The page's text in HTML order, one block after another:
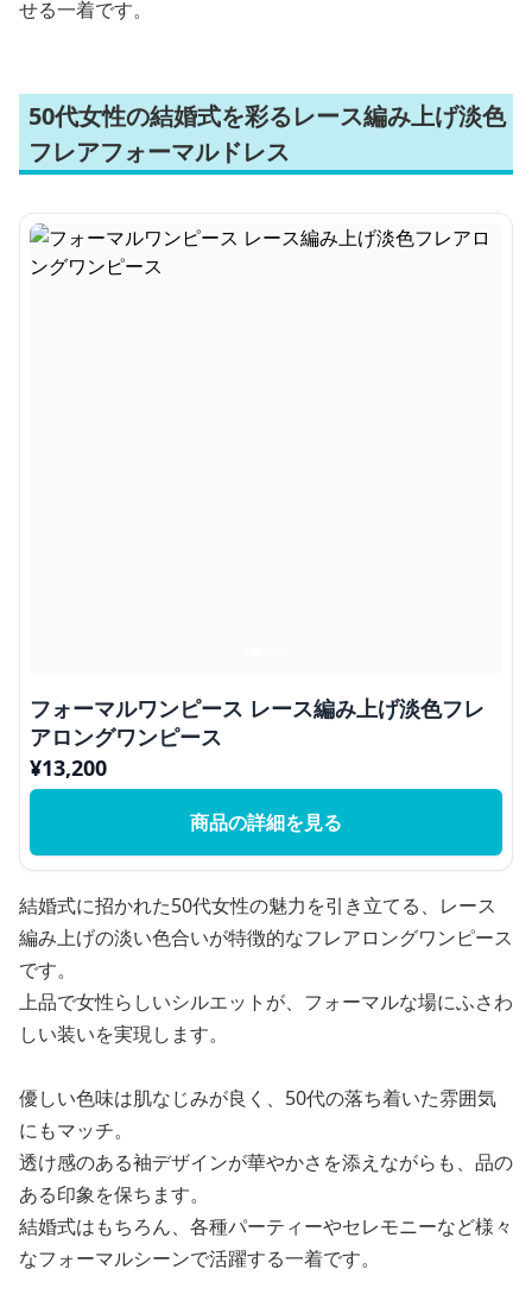
せる一着です。
50代女性の結婚式を彩るレース編み上げ淡色
フレアフォーマルドレス
フォーマルワンピース レース編み上げ淡色フレ
アロングワンピース
¥13,200
商品の詳細を見る
結婚式に招かれた50代女性の魅力を引き立てる、レース
編み上げの淡い色合いが特徴的なフレアロングワンピース
です。
上品で女性らしいシルエットが、フォーマルな場にふさわ
しい装いを実現します。
優しい色味は肌なじみが良く、50代の落ち着いた雰囲気
にもマッチ。
透け感のある袖デザインが華やかさを添えながらも、品の
ある印象を保ちます。
結婚式はもちろん、各種パーティーやセレモニーなど様々
なフォーマルシーンで活躍する一着です。